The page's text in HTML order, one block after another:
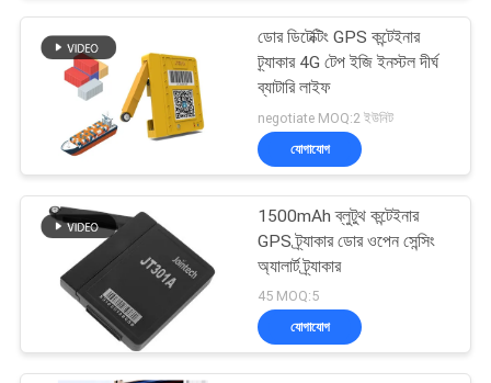
ডোর ডিটেক্টিং GPS কন্টেইনার
ট্র্যাকার 4G টেপ ইজি ইনস্টল দীর্ঘ
ব্যাটারি লাইফ
negotiate MOQ:2 ইউনিট
যোগাযোগ
1500mAh ব্লুটুথ কন্টেইনার
GPS ট্র্যাকার ডোর ওপেন সেন্সিং
অ্যালার্ট ট্র্যাকার
45 MOQ:5
যোগাযোগ